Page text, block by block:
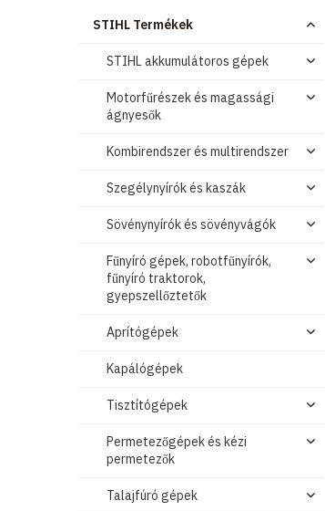
STIHL Termékek
STIHL akkumulátoros gépek
Motorfűrészek és magassági
ágnyesők
Kombirendszer és multirendszer
Szegélynyírók és kaszák
Sövénynyírók és sövényvágók
Fűnyíró gépek, robotfűnyírók,
fűnyíró traktorok,
gyepszellőztetők
Aprítógépek
Kapálógépek
Tisztítógépek
Permetezőgépek és kézi
permetezők
Talajfúró gépek